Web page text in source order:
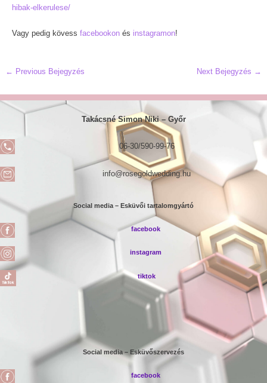
hibak-elkerulese/
Vagy pedig kövess facebookon és instagramon!
Post
← Previous Bejegyzés Next Bejegyzés →
Takácsné Simon Niki – Győr
06-30/590-99-76
info@rosegoldwedding.hu
Social media – Esküvői tartalomgyártó
facebook
instagram
tiktok
Social media – Esküvőszervezés
facebook